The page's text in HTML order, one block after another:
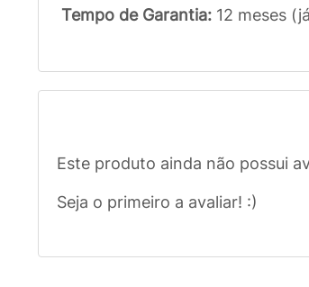
Tempo de Garantia: 12 meses
Este produto ainda não possui
Seja o primeiro a avaliar! :)